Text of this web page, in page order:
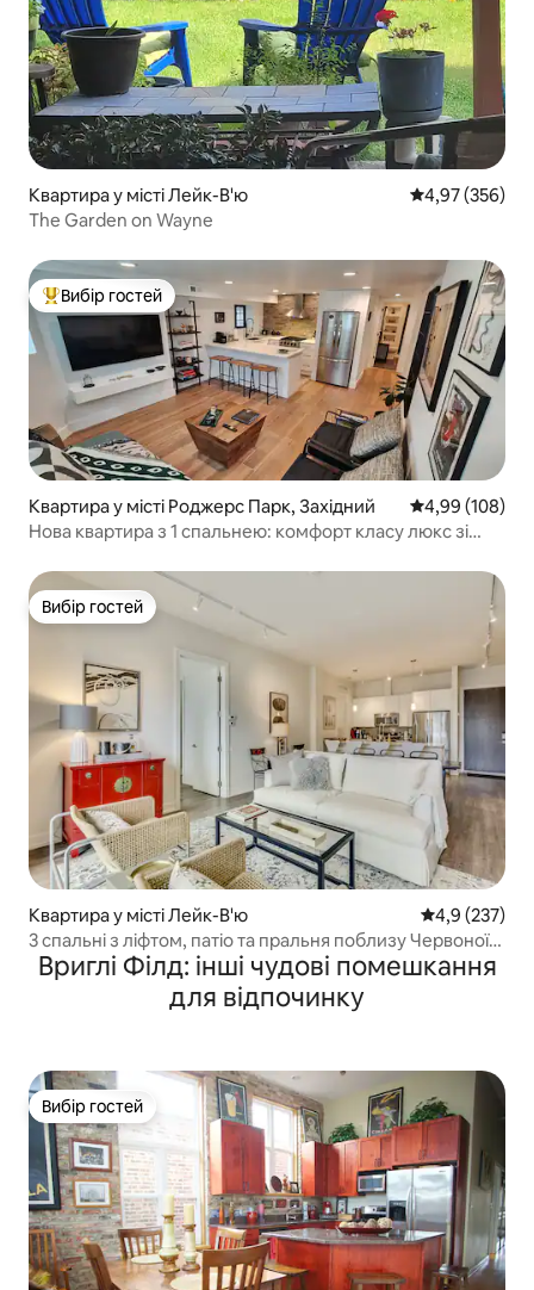
Квартира у місті Лейк-В'ю Середня
4,97 (356)
The Garden on Wayne
Топ вибір гостей
Вибір гостей
Квартира у місті Роджерс Парк, Західний Середня
4,99 (108)
Нова квартира з 1 спальнею: комфорт класу люкс зі
Вибір гостей
Вибір гостей
Квартира у місті Лейк-В'ю Середня
4,9 (237)
3 спальні з ліфтом, патіо та пральня поблизу Червоної
лінії
Вриглі Філд: інші чудові помешкання
для відпочинку
Вибір гостей
Вибір гостей